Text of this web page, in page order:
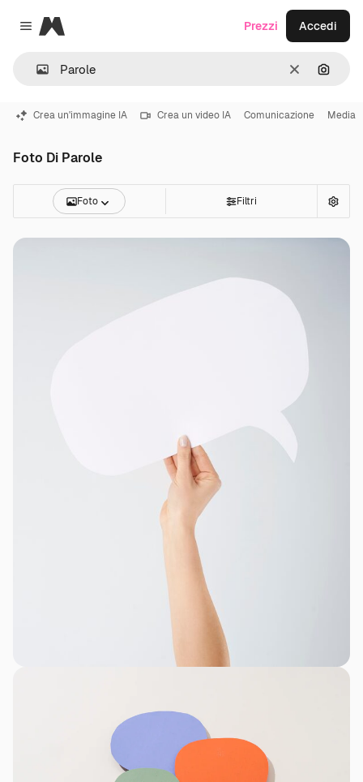
Close menu
Magnific
CancellaCerca
Prezzi Accedi
Crea un'immagine IA Crea un video IA Comunicazione Media
Foto Di Parole
Foto Filtri